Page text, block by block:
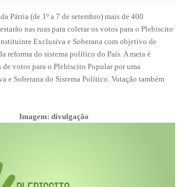
DA TECNOLOGIA
ENGENHEIRA
Pátria (de 1º a 7 de setembro) mais de 400
nas ruas para coletar os votos para o Plebiscito
Exclusiva e Soberana com objetivo de
reforma do sistema político do País. A meta é
votos para o Plebiscito Popular por uma
e Soberana do Sistema Político. Votação também
Imagem: divulgação